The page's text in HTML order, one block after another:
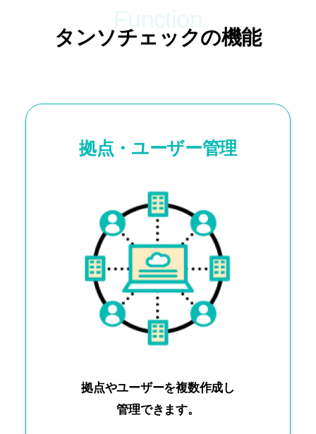
Function
タンソチェックの機能
拠点・ユーザー管理
拠点やユーザーを複数作成し
管理できます。